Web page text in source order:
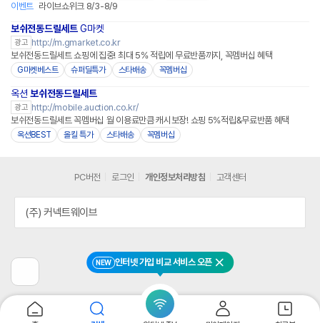
이벤트 라이브쇼위크 8/3-8/9
보쉬전동드릴세트G마켓
광고 http://m.gmarket.co.kr
보쉬전동드릴세트 쇼핑에 집중! 최대 5% 적립에 무료반품까지, 꼭멤버십 혜택
G마켓베스트 슈퍼딜특가 스타배송 꼭멤버십
옥션보쉬전동드릴세트
광고 http://mobile.auction.co.kr/
보쉬전동드릴세트 꼭멤버십 월 이용료만큼 캐시보장! 쇼핑 5%적립&무료반품 혜택
옥션BEST 올킬 특가 스타배송 꼭멤버십
전
페
이
지
NEW 인터넷 가입 비교 서비스 오픈 닫기
PC버전 로그인 개인정보처리방침 고객센터
(주) 커넥트웨이브